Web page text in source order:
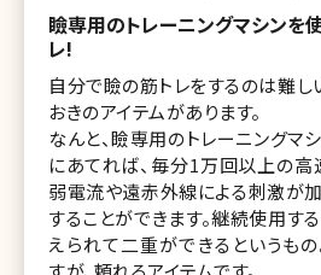
瞼専用のトレーニングマシンを
レ!
自分で瞼の筋トレをするのは難し
おきのアイテムがあります。
なんと、瞼専用のトレーニングマ
にあてれば、毎分1万回以上の高
弱電流や遠赤外線による刺激が
することができます。継続使用す
えられて二重ができるというも